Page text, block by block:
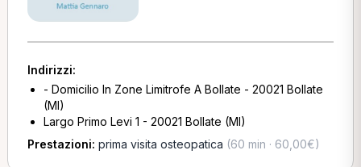
Indirizzi:
- Domicilio In Zone Limitrofe A Bollate - 20021 Bollate
(MI)
Largo Primo Levi 1 - 20021 Bollate (MI)
Prestazioni: prima visita osteopatica (60 min · 60,00€)